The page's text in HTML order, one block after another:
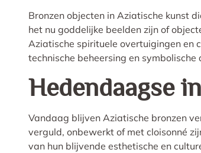
Bronzen objecten in Aziatische kunst
het nu goddelijke beelden zijn of
Aziatische spirituele overtuigingen en
technische beheersing en
Hedendaagse
Vandaag blijven Aziatische bronzen
verguld, onbewerkt of met cloisonné
van hun blijvende esthetische en